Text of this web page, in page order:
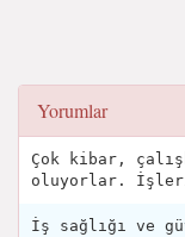
Yorumlar
Çok kibar,
oluyorlar.
İş sağlığı ve